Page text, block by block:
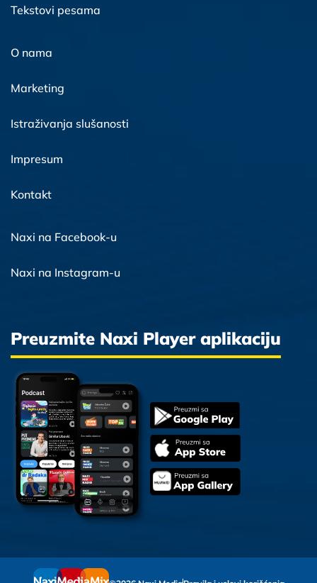
Tekstovi pesama
O nama
Marketing
Istraživanja slušanosti
Impresum
Kontakt
Naxi na Facebook-u
Naxi na Instagram-u
Preuzmite Naxi Player aplikaciju